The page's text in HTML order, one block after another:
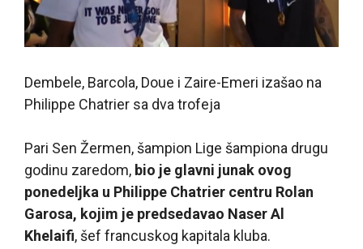
Dembele, Barcola, Doue i Zaire-Emeri izašao na
Philippe Chatrier sa dva trofeja
Pari Sen Žermen, šampion Lige šampiona drugu
godinu zaredom, bio je glavni junak ovog
ponedeljka u Philippe Chatrier centru Rolan
Garosa, kojim je predsedavao Naser Al
Khelaifi, šef francuskog kapitala kluba.